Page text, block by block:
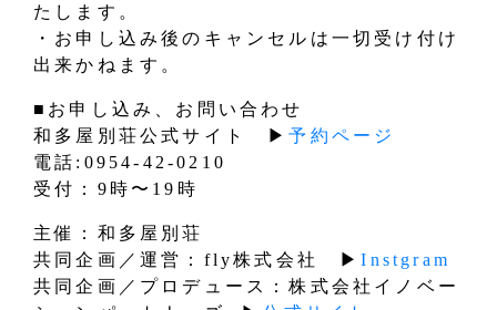
たします。
・お申し込み後のキャンセルは一切受け付け
出来かねます。
■お申し込み、お問い合わせ
和多屋別荘公式サイト ▶︎予約ページ
電話:0954-42-0210
受付：9時〜19時
主催：和多屋別荘
共同企画／運営：fly株式会社 ▶︎Instgram
共同企画／プロデュース：株式会社イノベー